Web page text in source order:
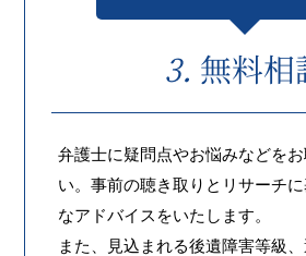
無料相
弁護士に疑問点やお悩みなどを
い。事前の聴き取りとリサーチ
なアドバイスをいたします。
また、見込まれる後遺障害等級